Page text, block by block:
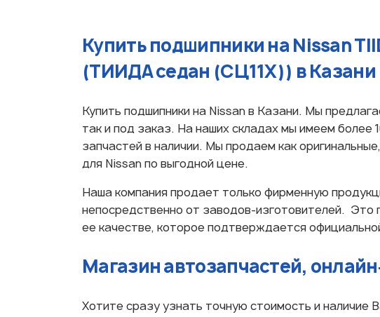
Купить подшипники на Nissan
(ТИИДА седан (СЦ11X)) в Казани
Купить подшипники на Nissan в Казани. Мы
так и под заказ. На наших складах мы имеем более
запчастей в наличии. Мы продаем как
для Nissan по выгодной цене.
Наша компания продает только фирменную
непосредственно от заводов-изготовителей. Это
ее качестве, которое подтверждается
Магазин автозапчастей,
Хотите сразу узнать точную стоимость и наличие